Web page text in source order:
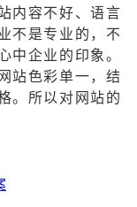
内容不好、语言
不是专业的，不
中企业的印象。
站色彩单一，结
。所以对网站的